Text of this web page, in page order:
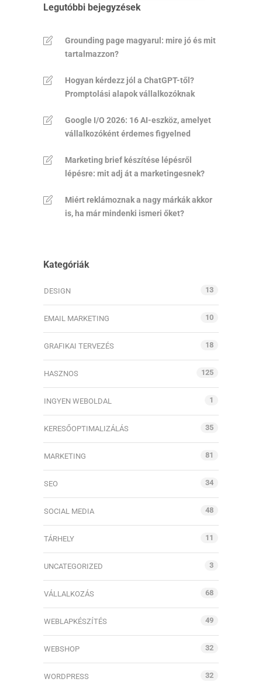
Legutóbbi bejegyzések
Grounding page magyarul: mire jó és mit
tartalmazzon?
Hogyan kérdezz jól a ChatGPT-től?
Promptolási alapok vállalkozóknak
Google I/O 2026: 16 AI-eszköz, amelyet
vállalkozóként érdemes figyelned
Marketing brief készítése lépésről
lépésre: mit adj át a marketingesnek?
Miért reklámoznak a nagy márkák akkor
is, ha már mindenki ismeri őket?
Kategóriák
DESIGN 13
EMAIL MARKETING 10
GRAFIKAI TERVEZÉS 18
HASZNOS 125
INGYEN WEBOLDAL 1
KERESŐOPTIMALIZÁLÁS 35
MARKETING 81
SEO 34
SOCIAL MEDIA 48
TÁRHELY 11
UNCATEGORIZED 3
VÁLLALKOZÁS 68
WEBLAPKÉSZÍTÉS 49
WEBSHOP 32
WORDPRESS 32